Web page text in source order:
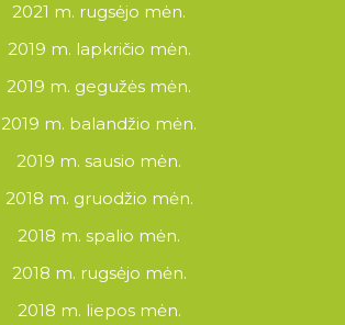
2021 m. rugsėjo mėn.
2019 m. lapkričio mėn.
2019 m. gegužės mėn.
2019 m. balandžio mėn.
2019 m. sausio mėn.
2018 m. gruodžio mėn.
2018 m. spalio mėn.
2018 m. rugsėjo mėn.
2018 m. liepos mėn.